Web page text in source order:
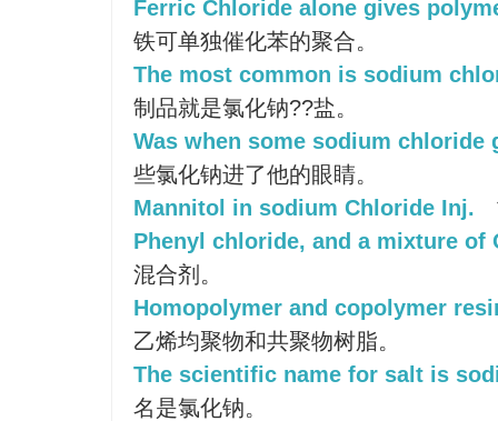
Ferric Chloride alone gives
铁可单独催化苯的聚合。
The most common is sodium
制品就是氯化钠??盐。
Was when some sodium chloride
些氯化钠进了他的眼睛。
Mannitol in sodium Chloride Inj.
Phenyl chloride, and a mixture of
混合剂。
Homopolymer and copolymer
乙烯均聚物和共聚物树脂。
The scientific name for salt is
名是氯化钠。